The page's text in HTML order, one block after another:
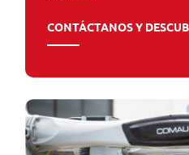
CONTÁCTANOS Y